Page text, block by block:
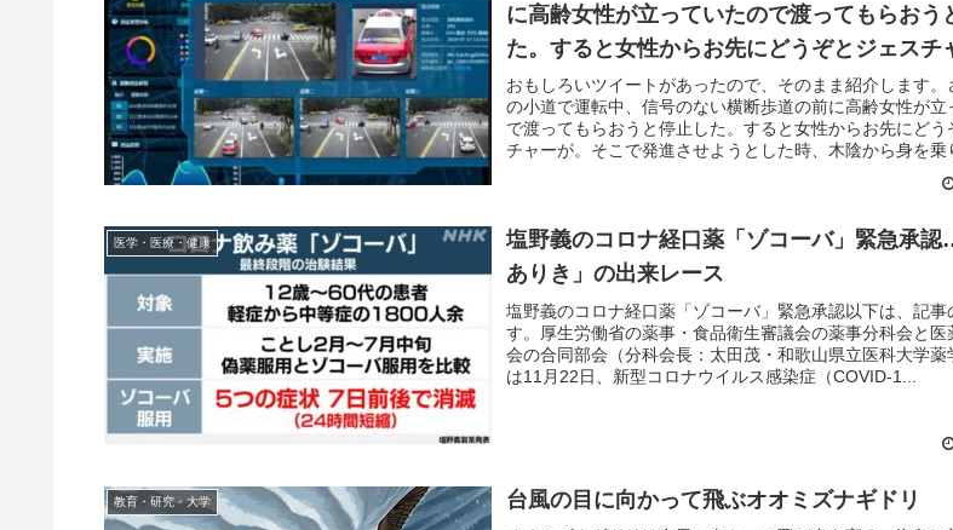
に高齢女性が立っていたので渡ってもらおう
た。すると女性からお先にどうぞとジェスチ
そこで発進させようとした時、木陰から身を
始めた警察官を発見した。
おもしろいツイートがあったので、そのまま紹介します。
の小道で運転中、信号のない横断歩道の前に高齢女性が立
で渡ってもらおうと停止した。すると女性からお先にどう
チャーが。そこで発進させようとした時、木陰から身を乗
医学・医療・健康
塩野義のコロナ経口薬「ゾコーバ」緊急承
ありき」の出来レース
塩野義のコロナ経口薬「ゾコーバ」緊急承認以下は、記事
す。厚生労働省の薬事・食品衛生審議会の薬事分科会と医
会の合同部会（分科会長：太田茂・和歌山県立医科大学薬
は11月22日、新型コロナウイルス感染症（COVID-1...
教育・研究・大学 台風の目に向かって飛ぶオオミズナギドリ